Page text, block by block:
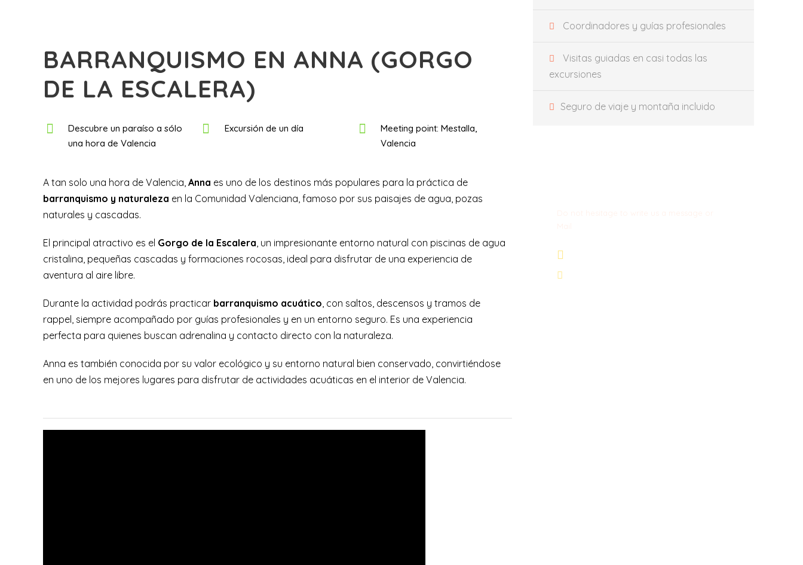
Coordinadores y guías profesionales
Visitas guiadas en casi todas las
excursiones
Seguro de viaje y montaña incluido
BARRANQUISMO EN ANNA (GORGO
DE LA ESCALERA)
Descubre un paraíso a sólo
una hora de Valencia
Excursión de un día
Meeting point: Mestalla,
Valencia
A tan solo una hora de Valencia, Anna es uno de los destinos más populares para la práctica de
barranquismo y naturaleza en la Comunidad Valenciana, famoso por sus paisajes de agua, pozas
naturales y cascadas.
El principal atractivo es el Gorgo de la Escalera, un impresionante entorno natural con piscinas de agua
cristalina, pequeñas cascadas y formaciones rocosas, ideal para disfrutar de una experiencia de
aventura al aire libre.
Durante la actividad podrás practicar barranquismo acuático, con saltos, descensos y tramos de
rappel, siempre acompañado por guías profesionales y en un entorno seguro. Es una experiencia
perfecta para quienes buscan adrenalina y contacto directo con la naturaleza.
Anna es también conocida por su valor ecológico y su entorno natural bien conservado, convirtiéndose
en uno de los mejores lugares para disfrutar de actividades acuáticas en el interior de Valencia.